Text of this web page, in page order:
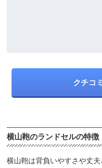
横山鞄のランドセルの特徴
横山鞄は背負いやすさや丈